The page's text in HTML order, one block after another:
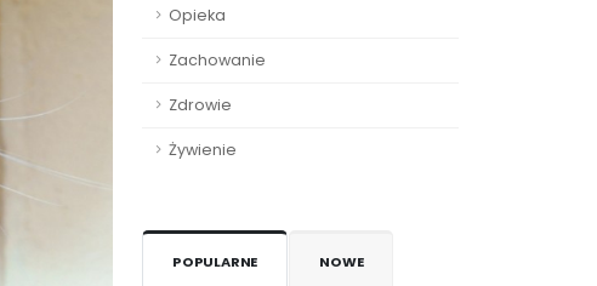
Opieka
Zachowanie
Zdrowie
Żywienie
POPULARNE NOWE